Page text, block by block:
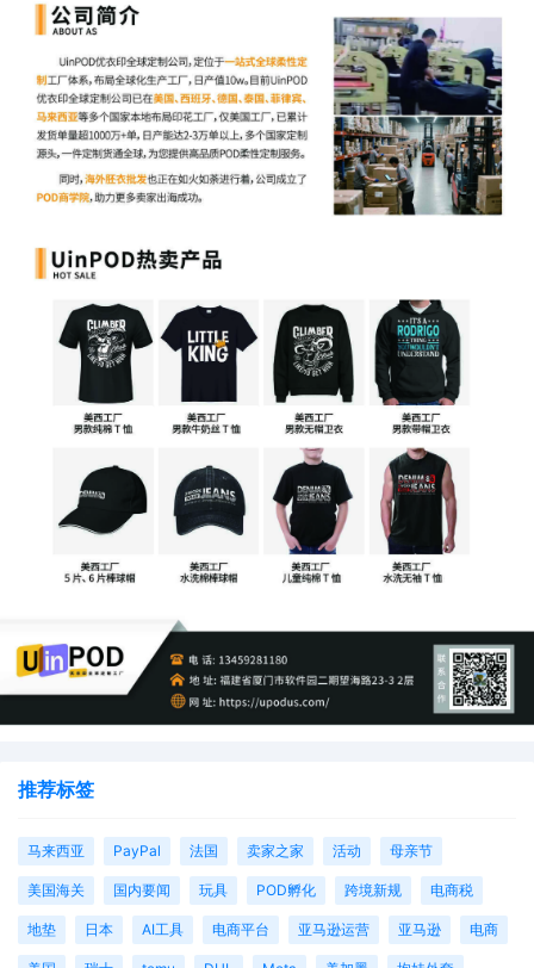
推荐标签
马来西亚 PayPal 法国 卖家之家 活动 母亲节
美国海关 国内要闻 玩具 POD孵化 跨境新规 电商税
地垫 日本 AI工具 电商平台 亚马逊运营 亚马逊 电商